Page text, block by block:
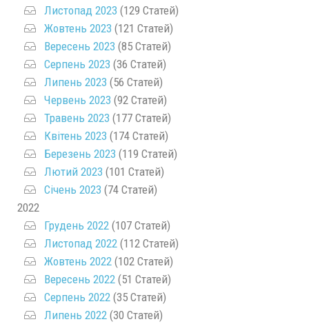
Листопад 2023 (129 Статей)
Жовтень 2023 (121 Статей)
Вересень 2023 (85 Статей)
Серпень 2023 (36 Статей)
Липень 2023 (56 Статей)
Червень 2023 (92 Статей)
Травень 2023 (177 Статей)
Квітень 2023 (174 Статей)
Березень 2023 (119 Статей)
Лютий 2023 (101 Статей)
Січень 2023 (74 Статей)
2022
Грудень 2022 (107 Статей)
Листопад 2022 (112 Статей)
Жовтень 2022 (102 Статей)
Вересень 2022 (51 Статей)
Серпень 2022 (35 Статей)
Липень 2022 (30 Статей)